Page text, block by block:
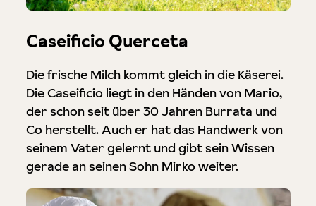
Caseificio Querceta
Die frische Milch kommt gleich in die Käserei.
Die Caseificio liegt in den Händen von Mario,
der schon seit über 30 Jahren Burrata und
Co herstellt. Auch er hat das Handwerk von
seinem Vater gelernt und gibt sein Wissen
gerade an seinen Sohn Mirko weiter.